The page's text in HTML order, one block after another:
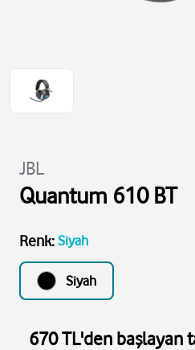
JBL
Quantum 610 BT
Renk: Siyah
Siyah
670 TL'den başlayan